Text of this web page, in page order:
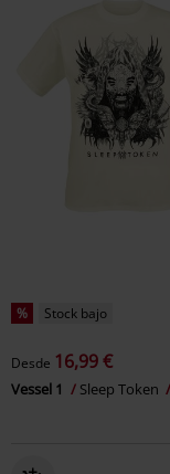
% Stock bajo
Desde 16,99 €
Vessel 1 Sleep Token